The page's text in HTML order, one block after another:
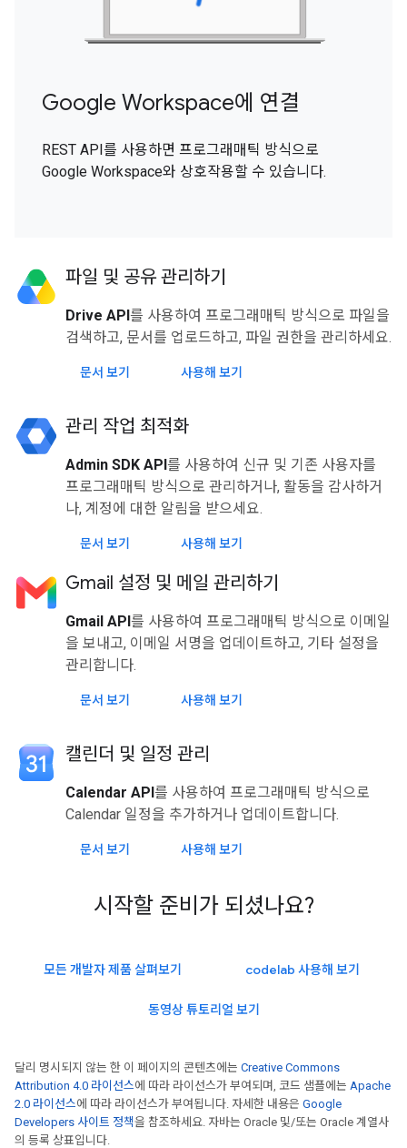
Google Workspace에 연결
REST API를 사용하면 프로그래매틱 방식으로
Google Workspace와 상호작용할 수 있습니다.
파일 및 공유 관리하기
Drive API를 사용하여 프로그래매틱 방식으로 파일을
검색하고, 문서를 업로드하고, 파일 권한을 관리하세요.
문서 보기 사용해 보기
관리 작업 최적화
Admin SDK API를 사용하여 신규 및 기존 사용자를
프로그래매틱 방식으로 관리하거나, 활동을 감사하거
나, 계정에 대한 알림을 받으세요.
문서 보기 사용해 보기
Gmail 설정 및 메일 관리하기
Gmail API를 사용하여 프로그래매틱 방식으로 이메일
을 보내고, 이메일 서명을 업데이트하고, 기타 설정을
관리합니다.
문서 보기 사용해 보기
캘린더 및 일정 관리
Calendar API를 사용하여 프로그래매틱 방식으로
Calendar 일정을 추가하거나 업데이트합니다.
문서 보기 사용해 보기
시작할 준비가 되셨나요?
모든 개발자 제품 살펴보기 codelab 사용해 보기
동영상 튜토리얼 보기
달리 명시되지 않는 한 이 페이지의 콘텐츠에는 Creative Commons
Attribution 4.0 라이선스에 따라 라이선스가 부여되며, 코드 샘플에는 Apache
2.0 라이선스에 따라 라이선스가 부여됩니다. 자세한 내용은 Google
Developers 사이트 정책을 참조하세요. 자바는 Oracle 및/또는 Oracle 계열사
의 등록 상표입니다.